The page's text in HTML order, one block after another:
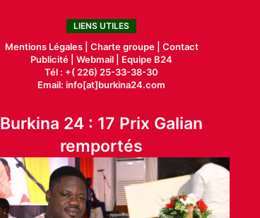
LIENS UTILES
Mentions Légales | Charte groupe | Contact
Publicité |Webmail |
Equipe B24
Tél : +( 226) 25-33-38-30
Email: info[at]burkina24.com
Burkina 24 : 17 Prix Galian
remportés